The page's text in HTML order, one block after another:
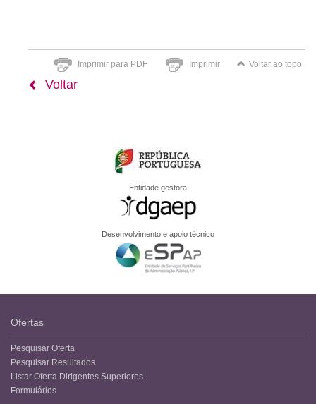
Imprimir para PDF Imprimir Voltar ao topo
Voltar
Entidade gestora
Desenvolvimento e apoio técnico
Ofertas
Pesquisar Oferta
Pesquisar Resultados
Listar Oferta Dirigentes Superiores
Formulários